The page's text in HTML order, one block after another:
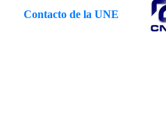
Contacto de la UNE